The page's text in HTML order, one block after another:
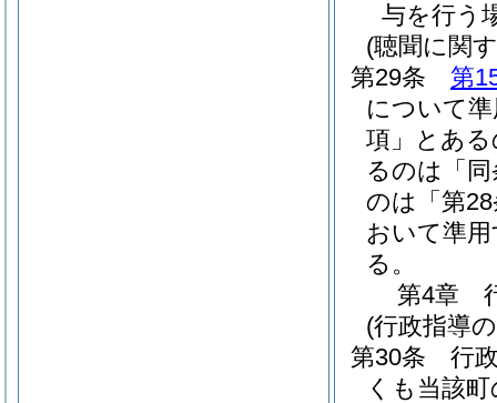
与を行う
(聴聞に関
第29条
第
について
項」とあ
るのは「
のは「第
おいて準
る。
第4章
(行政指導
第30条
行
くも当該